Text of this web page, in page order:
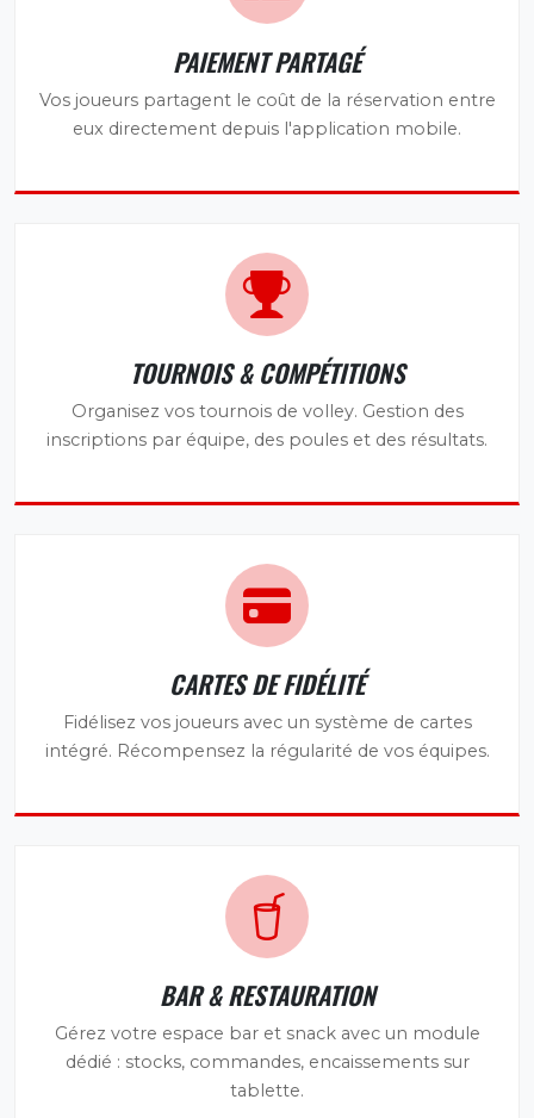
PAIEMENT PARTAGÉ
Vos joueurs partagent le coût de la réservation entre
eux directement depuis l'application mobile.
TOURNOIS & COMPÉTITIONS
Organisez vos tournois de volley. Gestion des
inscriptions par équipe, des poules et des résultats.
CARTES DE FIDÉLITÉ
Fidélisez vos joueurs avec un système de cartes
intégré. Récompensez la régularité de vos équipes.
BAR & RESTAURATION
Gérez votre espace bar et snack avec un module
dédié : stocks, commandes, encaissements sur
tablette.